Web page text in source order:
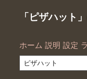
「ピザハット
ホーム 説明 設定